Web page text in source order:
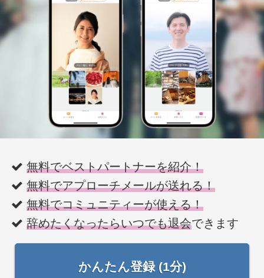
無料でベストパートナーを紹介！
無料でアプローチメールが送れる！
無料でコミュニティーが使える！
辞めたくなったらいつでも退会できます
かんたん登録 (1分)